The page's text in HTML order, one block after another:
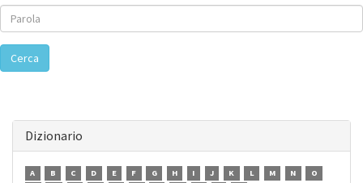
Cerca
Dizionario
A B C D E F G H I J K L M N
O